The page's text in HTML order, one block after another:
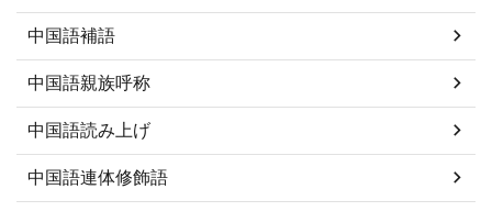
中国語補語
中国語親族呼称
中国語読み上げ
中国語連体修飾語